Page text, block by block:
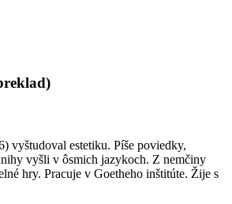
vyštudoval estetiku. Píše poviedky,
vyšli v ôsmich jazykoch. Z nemčiny
hry. Pracuje v Goetheho inštitúte. Žije s